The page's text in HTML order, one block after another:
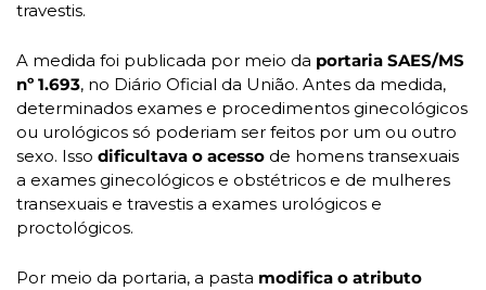
travestis.
A medida foi publicada por meio da portaria SAES/MS
nº 1.693, no Diário Oficial da União. Antes da medida,
determinados exames e procedimentos ginecológicos
ou urológicos só poderiam ser feitos por um ou outro
sexo. Isso dificultava o acesso de homens transexuais
a exames ginecológicos e obstétricos e de mulheres
transexuais e travestis a exames urológicos e
proctológicos.
Por meio da portaria, a pasta modifica o atributo